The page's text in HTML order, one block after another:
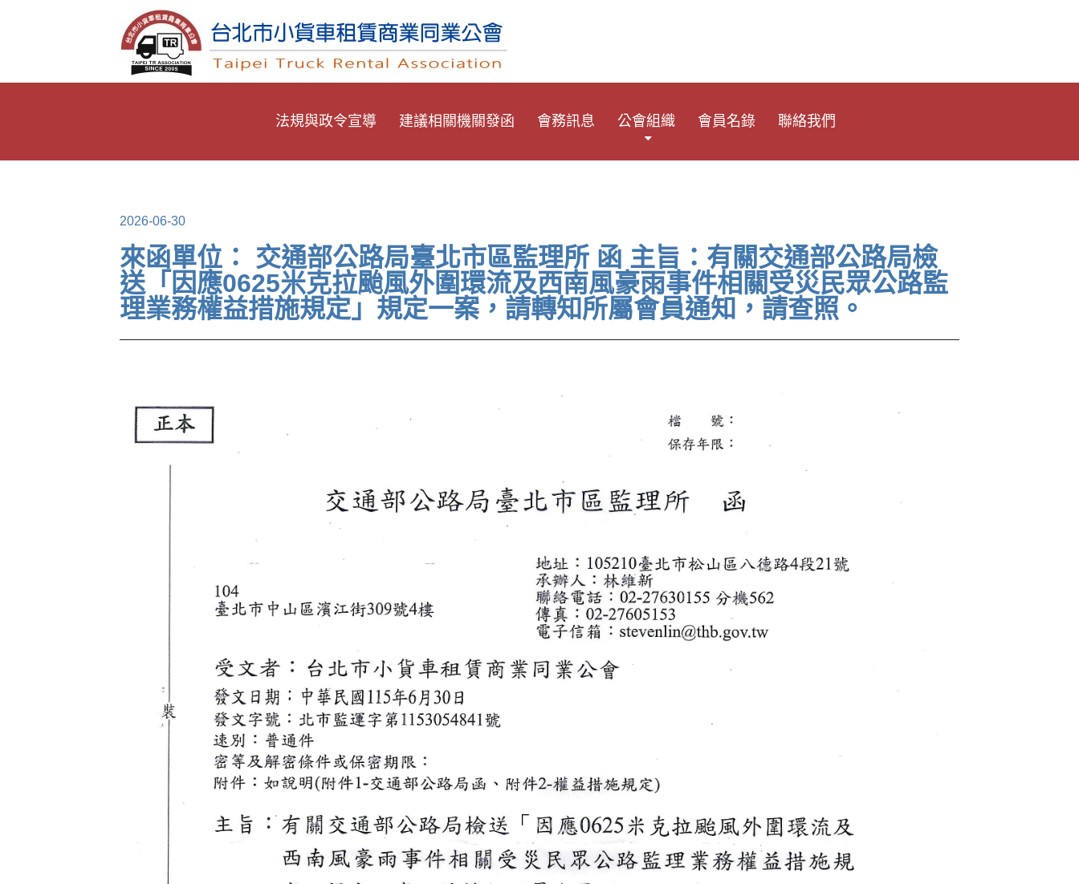
法規與政令宣導 建議相關機關發函 會務訊息 公會組織 會員名錄 聯絡我們
2026-06-30
來函單位： 交通部公路局臺北市區監理所 函 主旨：有關交通部公路局檢
送「因應0625米克拉颱風外圍環流及西南風豪雨事件相關受災民眾公路監
理業務權益措施規定」規定一案，請轉知所屬會員通知，請查照。